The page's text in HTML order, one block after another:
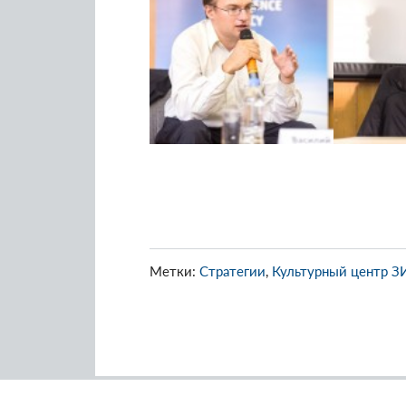
Метки: Стратегии, Культурный центр